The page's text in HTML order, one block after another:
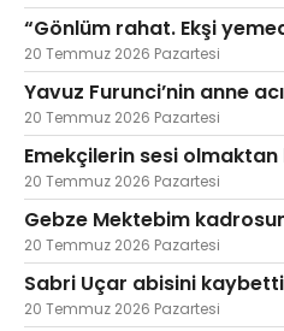
“Gönlüm rahat. Ekşi
20 Temmuz 2026 Pazartesi
Yavuz Furunci’nin anne
20 Temmuz 2026 Pazartesi
Emekçilerin sesi
20 Temmuz 2026 Pazartesi
Gebze Mektebim
20 Temmuz 2026 Pazartesi
Sabri Uçar abisini kaybetti
20 Temmuz 2026 Pazartesi